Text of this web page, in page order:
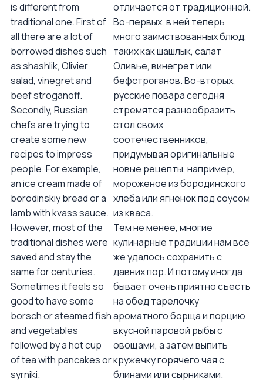
is different from
traditional one. First of
all there are a lot of
borrowed dishes such
as shashlik, Olivier
salad, vinegret and
beef stroganoff.
Secondly, Russian
chefs are trying to
create some new
recipes to impress
people. For example,
an ice cream made of
borodinskiy bread or a
lamb with kvass sauce.
However, most of the
traditional dishes were
saved and stay the
same for centuries.
Sometimes it feels so
good to have some
borsch or steamed fish
and vegetables
followed by a hot cup
of tea with pancakes or
syrniki.
отличается от традиционной.
Во-первых, в ней теперь
много заимствованных блюд,
таких как шашлык, салат
Оливье, винегрет или
бефстроганов. Во-вторых,
русские повара сегодня
стремятся разнообразить
стол своих
соотечественников,
придумывая оригинальные
новые рецепты, например,
мороженое из бородинского
хлеба или ягненок под соусом
из кваса.
Тем не менее, многие
кулинарные традиции нам все
же удалось сохранить с
давних пор. И потому иногда
бывает очень приятно съесть
на обед тарелочку
ароматного борща и порцию
вкусной паровой рыбы с
овощами, а затем выпить
кружечку горячего чая с
блинами или сырниками.